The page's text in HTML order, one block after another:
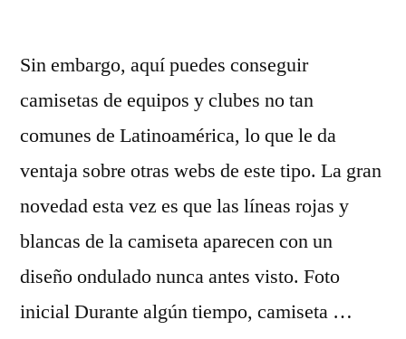
Sin embargo, aquí puedes conseguir
camisetas de equipos y clubes no tan
comunes de Latinoamérica, lo que le da
ventaja sobre otras webs de este tipo. La gran
novedad esta vez es que las líneas rojas y
blancas de la camiseta aparecen con un
diseño ondulado nunca antes visto. Foto
inicial Durante algún tiempo, camiseta …